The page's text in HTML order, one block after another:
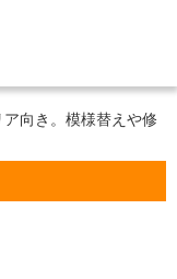
向き。模様替えや修